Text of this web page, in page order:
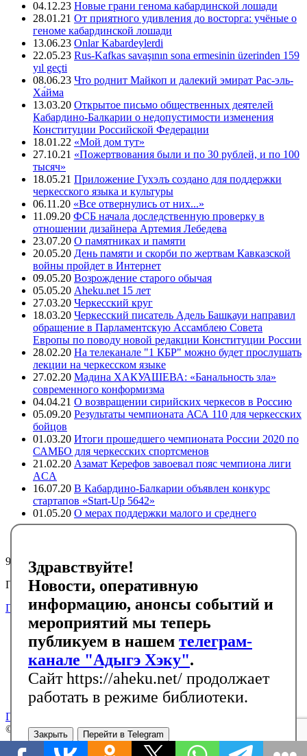
04.12.23 Новые грани генома кабардинской лошади
28.01.21 От приятного удивления до восторга: учёные о
геноме кабардинской лошади
13.06.23 Onlar Kabardeylerdi
22.05.23 Rus-Kafkas savaşının sona ermesinin üzerinden 159
yıl geçti
08.06.23 Что роднит Майкоп и далекий эмират Рас-эль-
Ха́йма
13.03.20 Открытое письмо общественных деятелей
Кабардино-Балкарии о недопустимости изменения
Конституции Российской Федерации
18.01.22 «Мой дом тут»
27.10.21 «Пожертвования были и по 30 рублей, и по 100
тысяч»
18.05.21 Приложение Гухэлъ создано для поддержки
черкесского языка и культуры
06.11.20 «Все отвернулись от них...»
11.09.20 ФСБ начала доследственную проверку в
отношении дизайнера Артемия Лебедева
23.07.20 О памятниках и памяти
20.05.20 День памяти и скорби по жертвам Кавказской
войны пройдет в Интернет
09.05.20 Возрождение старого обычая
05.05.20 Aheku.net 15 лет
27.03.20 Черкесский круг
18.03.20 Черкесский писатель Адель Башкауи направил
обращение в Парламентскую Ассамблею Совета
Европы по поводу новой редакции Конституции России
28.02.20 На телеканале "1 КБР" можно будет прослушать
лекции на черкесском языке
27.02.20 Мадина ХАКУАШЕВА: «Банальность зла»
современного конформизма
04.04.21 О возвращении сирийских черкесов в Россию
05.09.20 Результаты чемпионата АСА 110 для черкесских
бойцов
01.03.20 Итоги прошедшего чемпионата России 2020 по
САМБО для черкесских спортсменов
21.02.20 Азамат Керефов завоевал пояс чемпиона лиги
ACA
16.07.20 В Кабардино-Балкарии объявлен конкурс
стартапов «Start-Up 5642»
01.05.20 О мерах поддержки малого и среднего
предпринимательства в регионах компактного
9259
Подписывайтесь на черкесский инфоканал в Telegram
Подписаться
Главная
Новости
События
Библиотека
Галерея
Контакты
Политика конфиденциальности
© Адыгэ ХэкуRSS
Здравствуйте!
Новости, оперативную
информацию, анонсы событий и
мероприятий мы теперь
публикуем в нашем телеграм-
канале "Адыгэ Хэку".
Сайт https://aheku.net/ продолжает
работать в режиме библиотеки.
Закрыть Перейти в Telegram